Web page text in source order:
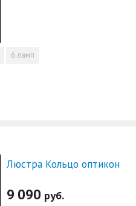
6 ламп
Люстра Кольцо оптикон
9 090 руб.